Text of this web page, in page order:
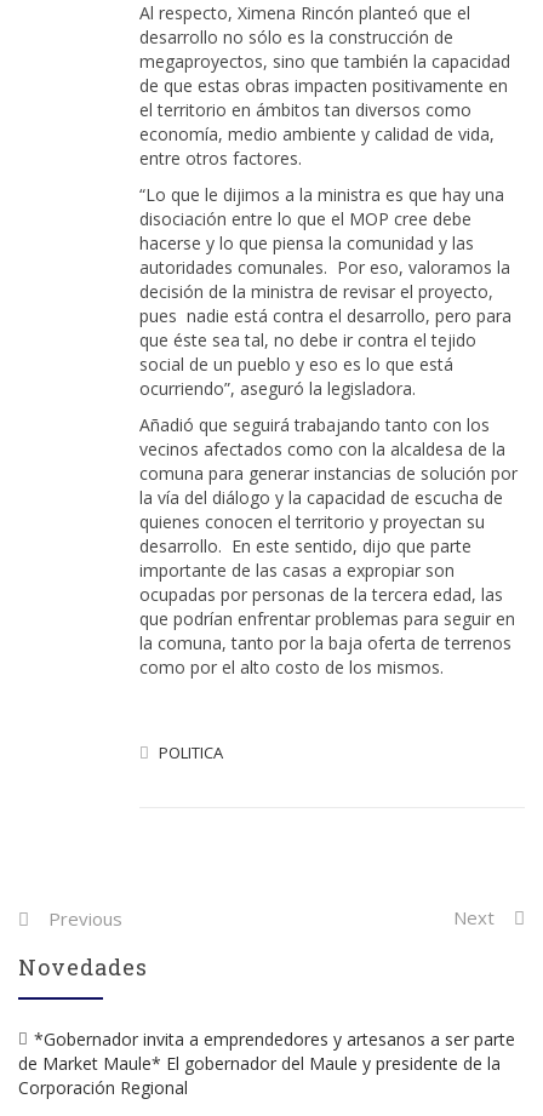
Al respecto, Ximena Rincón planteó que el
desarrollo no sólo es la construcción de
megaproyectos, sino que también la capacidad
de que estas obras impacten positivamente en
el territorio en ámbitos tan diversos como
economía, medio ambiente y calidad de vida,
entre otros factores.
“Lo que le dijimos a la ministra es que hay una
disociación entre lo que el MOP cree debe
hacerse y lo que piensa la comunidad y las
autoridades comunales. Por eso, valoramos la
decisión de la ministra de revisar el proyecto,
pues nadie está contra el desarrollo, pero para
que éste sea tal, no debe ir contra el tejido
social de un pueblo y eso es lo que está
ocurriendo”, aseguró la legisladora.
Añadió que seguirá trabajando tanto con los
vecinos afectados como con la alcaldesa de la
comuna para generar instancias de solución por
la vía del diálogo y la capacidad de escucha de
quienes conocen el territorio y proyectan su
desarrollo. En este sentido, dijo que parte
importante de las casas a expropiar son
ocupadas por personas de la tercera edad, las
que podrían enfrentar problemas para seguir en
la comuna, tanto por la baja oferta de terrenos
como por el alto costo de los mismos.
POLITICA
Post
navigation
Previous Next
Novedades
*Gobernador invita a emprendedores y artesanos a ser parte
de Market Maule* El gobernador del Maule y presidente de la
Corporación Regional